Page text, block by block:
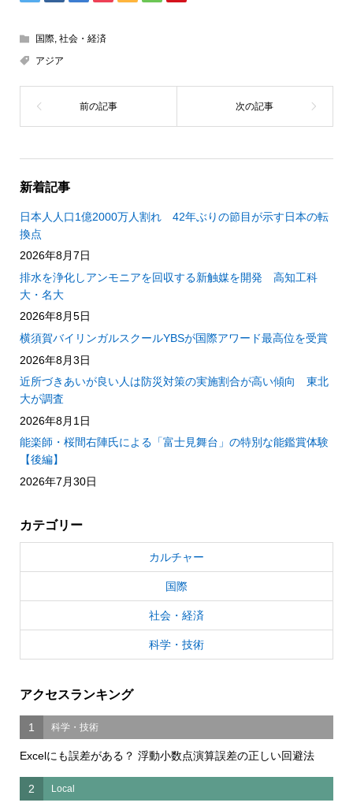
国際, 社会・経済
アジア
新着記事
日本人人口1億2000万人割れ 42年ぶりの節目が示す日本の転
換点
2026年8月7日
排水を浄化しアンモニアを回収する新触媒を開発 高知工科
大・名大
2026年8月5日
横須賀バイリンガルスクールYBSが国際アワード最高位を受賞
2026年8月3日
近所づきあいが良い人は防災対策の実施割合が高い傾向 東北
大が調査
2026年8月1日
能楽師・桜間右陣氏による「富士見舞台」の特別な能鑑賞体験
【後編】
2026年7月30日
カテゴリー
カルチャー
国際
社会・経済
科学・技術
アクセスランキング
1 科学・技術
Excelにも誤差がある？ 浮動小数点演算誤差の正しい回避法
2 Local